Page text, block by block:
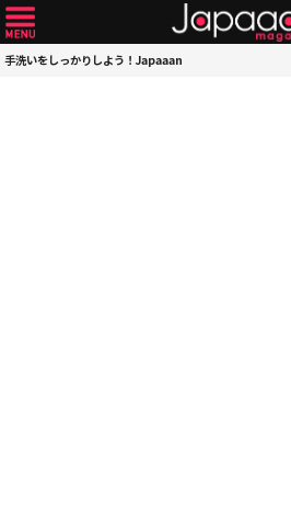
手洗いをしっかりしよう！Japaaan